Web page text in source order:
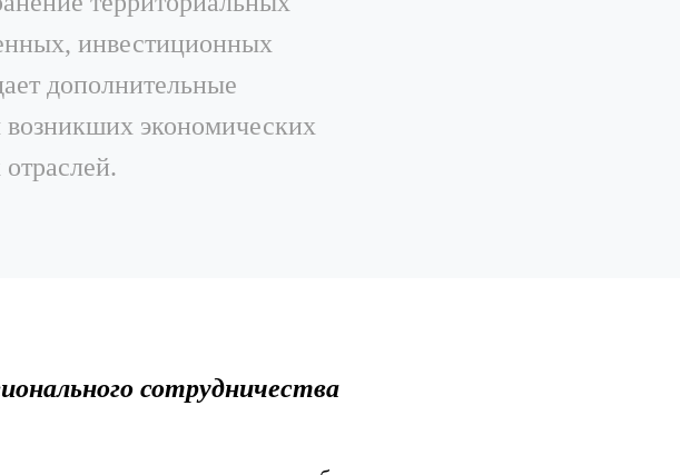
инвестиционных
дополнительные
возникших экономических
сотрудничества